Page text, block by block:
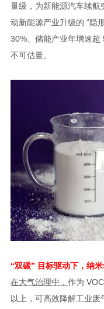
量级，为新能源汽车续
动新能源产业升级的 “隐
30%、储能产业年增速超
不可估量。
“双碳” 目标驱动下，纳
在大气治理中， 作为
以上，可高效降解工业废